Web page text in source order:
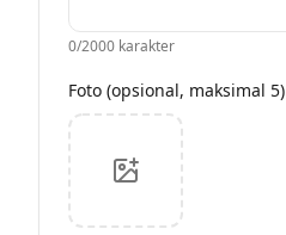
0/2000 karakter
Foto (opsional, maksimal 5)